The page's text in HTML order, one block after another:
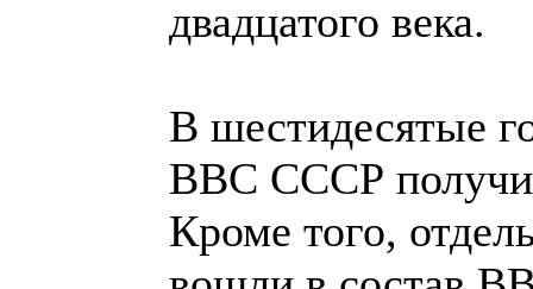
двадцатого века.
В шестидесятые
ВВС СССР
Кроме того,